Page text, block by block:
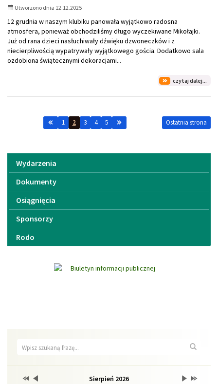
Utworzono dnia 12.12.2025
12 grudnia w naszym klubiku panowała wyjątkowo radosna
atmosfera, ponieważ obchodziliśmy długo wyczekiwane Mikołajki.
Już od rana dzieci nasłuchiwały dźwięku dzwoneczków i z
niecierpliwością wypatrywały wyjątkowego gościa. Dodatkowo sala
ozdobiona świątecznymi dekoracjami...
czytaj dalej...
1 2 3 4 5 Ostatnia strona
Menu
Wydarzenia
Dokumenty
Osiągnięcia
Sponsorzy
Rodo
Wyszukiwarka
Lista
Sierpień 2026Brak
PrzestawPrzestaw Przestaw
Przestaw